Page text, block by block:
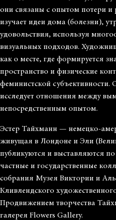
они связаны с опытом потери и
изучает идеи дома (болезни),
удовольствия, используя
визуальных подходов.
как о месте, где формируется
пространство и физические
феминистской субъективности.
исследует отношения между
непосредственным опытом.
Эстер Тайхманн — немецко-
живущая в Лондоне и Эли
публикуются и выставляются
частные и государственные
собрания Музея Виктории и
Кливлендского
Продвижением творчества
галерея Flowers Gallery.